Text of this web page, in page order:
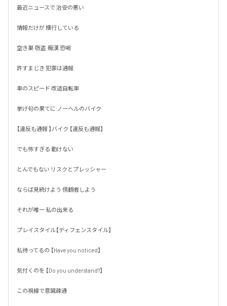
最近ニュースで 治安の悪い
情報だけが 横行している
空き巣 窃盗  痴漢 恐喝
許すまじき 犯罪は通報
車のスピード 改造自転車
挙げ句の果てに ノーヘルのバイク
【違反も通報 】バイク 【違反も通報】
でも怖すぎる 動けない
とんでもない リスクとプレッシャー
ならば見続けよう 傍観者しよう
それが唯一 私の出来る
プレイスタイル【ディフェンスタイル】
私待ってるの 【Have you noticed】
気付くのを 【Do you understand?】
この視線で意識疎通